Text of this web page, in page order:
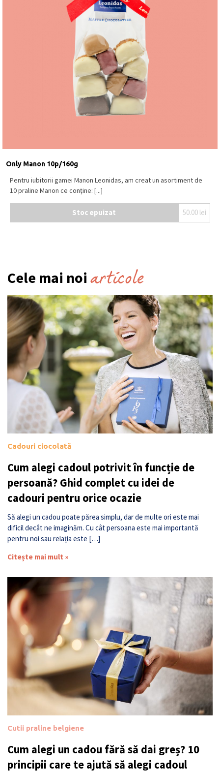
Only Manon 10p/160g
Pentru iubitorii gamei Manon Leonidas, am creat un asortiment de
10 praline Manon ce conține: [...]
Stoc epuizat 50.00 lei
Cele mai noi articole
Cadouri ciocolată
Cum alegi cadoul potrivit în funcție de
persoană? Ghid complet cu idei de
cadouri pentru orice ocazie
Să alegi un cadou poate părea simplu, dar de multe ori este mai
dificil decât ne imaginăm. Cu cât persoana este mai importantă
pentru noi sau relația este […]
Citește mai mult »
Cutii praline belgiene
Cum alegi un cadou fără să dai greș? 10
principii care te ajută să alegi cadoul